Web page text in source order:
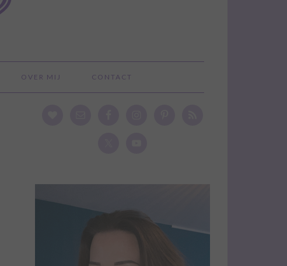
OVER MIJ CONTACT